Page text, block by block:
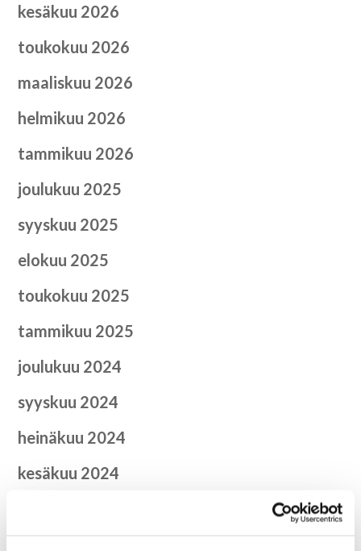
kesäkuu 2026
toukokuu 2026
maaliskuu 2026
helmikuu 2026
tammikuu 2026
joulukuu 2025
syyskuu 2025
elokuu 2025
toukokuu 2025
tammikuu 2025
joulukuu 2024
syyskuu 2024
heinäkuu 2024
kesäkuu 2024